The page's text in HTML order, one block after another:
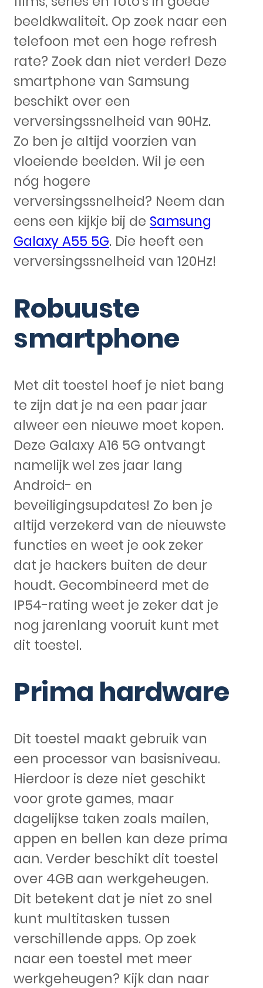
beeldkwaliteit. Op zoek naar een
telefoon met een hoge refresh
rate? Zoek dan niet verder! Deze
smartphone van Samsung
beschikt over een
verversingssnelheid van 90Hz.
Zo ben je altijd voorzien van
vloeiende beelden. Wil je een
nóg hogere
verversingssnelheid? Neem dan
eens een kijkje bij de Samsung
Galaxy A55 5G. Die heeft een
verversingssnelheid van 120Hz!
Robuuste
smartphone
Met dit toestel hoef je niet bang
te zijn dat je na een paar jaar
alweer een nieuwe moet kopen.
Deze Galaxy A16 5G ontvangt
namelijk wel zes jaar lang
Android- en
beveiligingsupdates! Zo ben je
altijd verzekerd van de nieuwste
functies en weet je ook zeker
dat je hackers buiten de deur
houdt. Gecombineerd met de
IP54-rating weet je zeker dat je
nog jarenlang vooruit kunt met
dit toestel.
Prima hardware
Dit toestel maakt gebruik van
een processor van basisniveau.
Hierdoor is deze niet geschikt
voor grote games, maar
dagelijkse taken zoals mailen,
appen en bellen kan deze prima
aan. Verder beschikt dit toestel
over 4GB aan werkgeheugen.
Dit betekent dat je niet zo snel
kunt multitasken tussen
verschillende apps. Op zoek
naar een toestel met meer
werkgeheugen? Kijk dan naar